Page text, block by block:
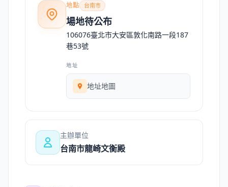
地點 台南市
場地待公布
106076臺北市大安區敦化南路一段187
巷53號
地址
地址地圖
主辦單位
台南市龍崎文衡殿